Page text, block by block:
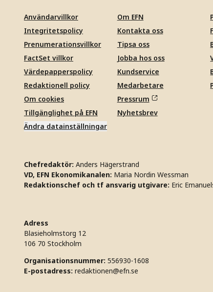
Användarvillkor
Integritetspolicy
Prenumerationsvillkor
FactSet villkor
Värdepapperspolicy
Redaktionell policy
Om cookies
Tillgänglighet på EFN
Ändra datainställningar
Om EFN
Kontakta oss
Tipsa oss
Jobba hos oss
Kundservice
Medarbetare
Pressrum
Nyhetsbrev
Chefredaktör: Anders Hägerstrand
VD, EFN Ekonomikanalen: Maria Nordin Wessman
Redaktionschef och tf ansvarig utgivare: Eric
Adress
Blasieholmstorg 12
106 70 Stockholm
Organisationsnummer: 556930-1608
E-postadress: redaktionen@efn.se